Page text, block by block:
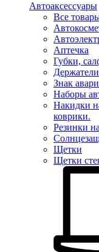
Автоаксессуары
Все
Аптечка
Губки,
Знак
Наборы
Накидки
коврики.
Резинки
Щетки
Щетки